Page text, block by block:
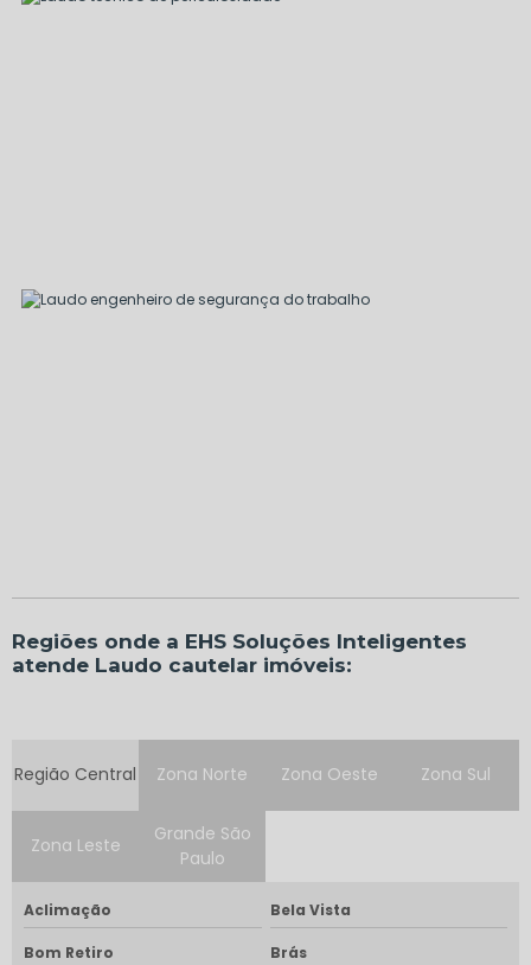
Regiões onde a EHS Soluções Inteligentes
atende Laudo cautelar imóveis:
Região Central Zona Norte Zona Oeste Zona Sul
Zona Leste
Grande São
Paulo
Aclimação Bela Vista
Bom Retiro Brás